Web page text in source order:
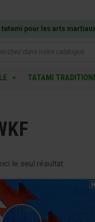
tatami pour les arts
TATAMI
le seul résultat